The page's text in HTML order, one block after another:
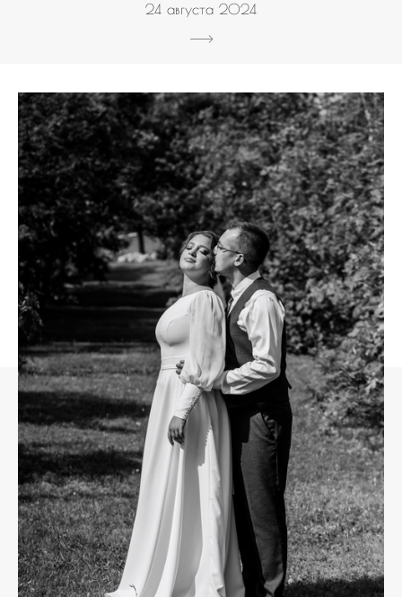
24 августа 2024